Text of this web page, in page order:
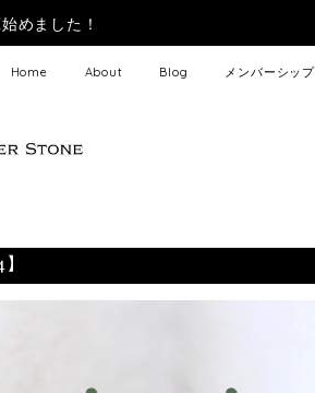
めました！
Home About Blog メンバーシップ